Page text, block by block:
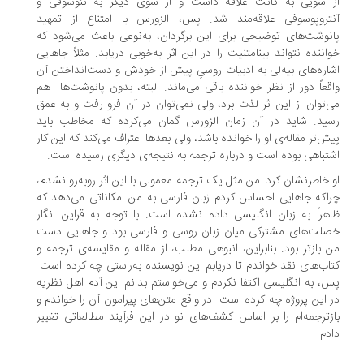
علاقه‌مند شد. پس، الزورس با امتناع از تمهید
توضیحی برای این برگردان، به‌نوعی باعث می‌شود که
نتواند بینامتنیت را در این اثر به‌خوبی دریابد. مثلاً جاهایی
بیه‌لی به ادبیات روسیِ پیش از خودش و دست‌انداختن آن
دور از نظر خواننده باقی می‌ماند. البته، بدون پانوشت‌ها هم
از این اثر لذت برد، ولی نمی‌توان در آن فرو رفت و به عمق
شاید در آن زمان الزورس گمان می‌کرده که مخاطب باید
مقاله‌ی او را خوانده باشد، ولی بعدها اعتراف می‌کند که این کار
بوده است و درباره‌ ترجمه به نتیجه‌ی دیگری رسیده است.
خاطرنشان کرد: من مثل یک ترجمه‌ معمولی با این اثر روبه‌رو نشدم،
جاهایی احساس کردم زبان فارسی به من امکاناتی می‌دهد که
به زبان انگلیسی داده نشده است. با توجه به قراین انگار
مشترکی میان زبان روسی و فارسی بود و جاهایی دست
بازتر بود. بنابراین، انبوهی مطلب، از مقاله و مقایسه‌ی ترجمه و
نقد خواندم تا دریابم این نویسنده به‌راستی چه کرده است.
به انگلیسی اکتفا نکردم و می‌خواستم بدانم این آدم اهل نظریه
این پروژه چه کرده است. در واقع متن‌های پیرامون آن را خواندم و
را بر اساس کشف‌های نو در این فرآیند مطالعاتی تغییر